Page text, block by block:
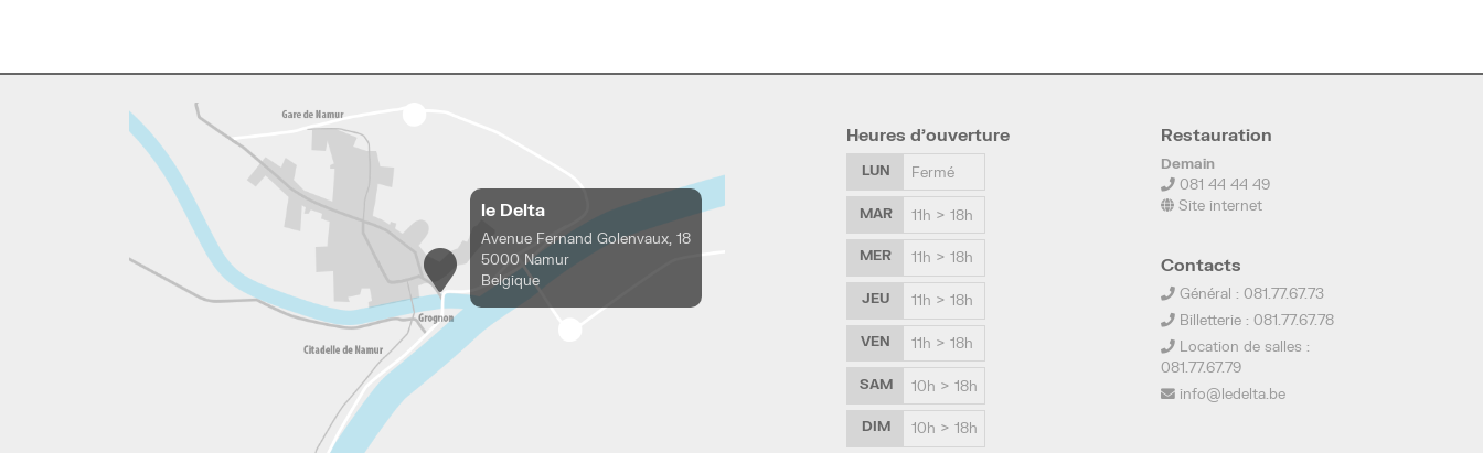
le Delta
Avenue Fernand Golenvaux, 18
5000 Namur
Belgique
Heures d’ouverture
LUN Fermé
MAR 11h > 18h
MER 11h > 18h
JEU 11h > 18h
VEN 11h > 18h
SAM 10h > 18h
DIM 10h > 18h
Restauration
Demain
081 44 44 49
Site internet
Contacts
Général : 081.77.67.73
Billetterie : 081.77.67.78
Location de salles :
081.77.67.79
info@ledelta.be